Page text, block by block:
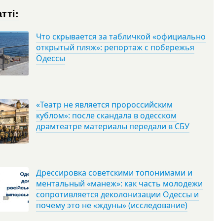
Что скрывается за табличкой «официально
открытый пляж»: репортаж с побережья
Одессы
«Театр не является пророссийским
кублом»: после скандала в одесском
драмтеатре материалы передали в СБУ
Дрессировка советскими топонимами и
ментальный «манеж»: как часть молодежи
сопротивляется деколонизации Одессы и
почему это не «ждуны» (исследование)